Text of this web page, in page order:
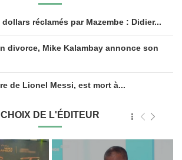
réclamés par Mazembe : Didier...
divorce, Mike Kalambay annonce son
de Lionel Messi, est mort à...
CHOIX DE L'ÉDITEUR